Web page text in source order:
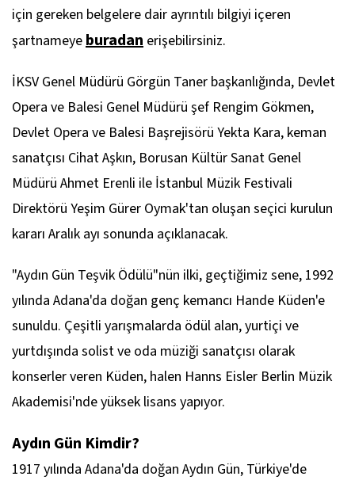
için gereken belgelere dair ayrıntılı bilgiyi içeren
şartnameyeburadan erişebilirsiniz.
İKSV Genel Müdürü Görgün Taner başkanlığında, Devlet
Opera ve Balesi Genel Müdürü şef Rengim Gökmen,
Devlet Opera ve Balesi Başrejisörü Yekta Kara, keman
sanatçısı Cihat Aşkın, Borusan Kültür Sanat Genel
Müdürü Ahmet Erenli ile İstanbul Müzik Festivali
Direktörü Yeşim Gürer Oymak'tan oluşan seçici kurulun
kararı Aralık ayı sonunda açıklanacak.
"Aydın Gün Teşvik Ödülü"nün ilki, geçtiğimiz sene, 1992
yılında Adana'da doğan genç kemancı Hande Küden'e
sunuldu. Çeşitli yarışmalarda ödül alan, yurtiçi ve
yurtdışında solist ve oda müziği sanatçısı olarak
konserler veren Küden, halen Hanns Eisler Berlin Müzik
Akademisi'nde yüksek lisans yapıyor.
Aydın Gün Kimdir?
1917 yılında Adana'da doğan Aydın Gün, Türkiye'de